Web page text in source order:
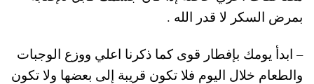
بمرض السكر لا قدر الله .
– ابدأ يومك بإفطار قوى كما ذكرنا اعلي ووزع الوجبات
والطعام خلال اليوم فلا تكون قريبة إلى بعضها ولا تكون